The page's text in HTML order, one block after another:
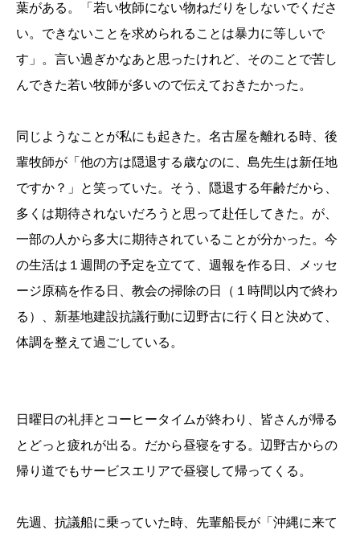
葉がある。「若い牧師にない物ねだりをしないでくださ
い。できないことを求められることは暴力に等しいで
す」。言い過ぎかなあと思ったけれど、そのことで苦し
んできた若い牧師が多いので伝えておきたかった。
同じようなことが私にも起きた。名古屋を離れる時、後
輩牧師が「他の方は隠退する歳なのに、島先生は新任地
ですか？」と笑っていた。そう、隠退する年齢だから、
多くは期待されないだろうと思って赴任してきた。が、
一部の人から多大に期待されていることが分かった。今
の生活は１週間の予定を立てて、週報を作る日、メッセ
ージ原稿を作る日、教会の掃除の日（１時間以内で終わ
る）、新基地建設抗議行動に辺野古に行く日と決めて、
体調を整えて過ごしている。
日曜日の礼拝とコーヒータイムが終わり、皆さんが帰る
とどっと疲れが出る。だから昼寝をする。辺野古からの
帰り道でもサービスエリアで昼寝して帰ってくる。
先週、抗議船に乗っていた時、先輩船長が「沖縄に来て